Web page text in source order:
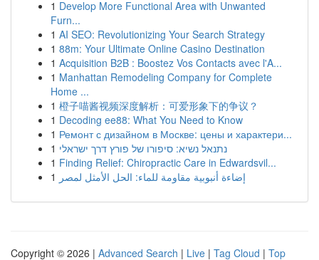
1 Develop More Functional Area with Unwanted
Furn...
1 AI SEO: Revolutionizing Your Search Strategy
1 88m: Your Ultimate Online Casino Destination
1 Acquisition B2B : Boostez Vos Contacts avec l'A...
1 Manhattan Remodeling Company for Complete
Home ...
1 橙子喵酱视频深度解析：可爱形象下的争议？
1 Decoding ee88: What You Need to Know
1 Ремонт с дизайном в Москве: цены и характери...
1 נתנאל נשיא: סיפורו של פורץ דרך ישראלי
1 Finding Relief: Chiropractic Care in Edwardsvil...
1 إضاءة أنبوبية مقاومة للماء: الحل الأمثل لمصر
Copyright © 2026 | Advanced Search | Live | Tag Cloud | Top